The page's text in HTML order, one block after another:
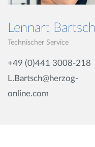
Lennart Bartsch
Technischer Service
+49 (0)441 3008-218
L.Bartsch@herzog-
online.com